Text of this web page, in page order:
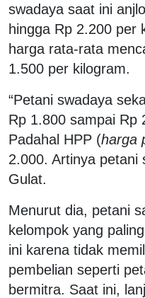
swadaya saat ini
hingga Rp 2.200 per
harga rata-rata
1.500 per kilogram.
“Petani swadaya
Rp 1.800 sampai Rp
Padahal HPP (harga
2.000. Artinya petani
Gulat.
Menurut dia, petani
kelompok yang
ini karena tidak
pembelian seperti
bermitra. Saat ini,